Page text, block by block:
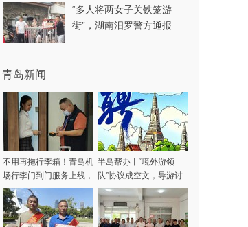
“多人将两女子关铁笼游
街”，湖南汨罗警方通报
青岛新闻
不用再拖行李箱！青岛机
场行李门到门服务上线，
涵盖31家航司，青岛潍
坊多区市可用
半岛帮办丨“境外游领
队”协议成空文，导游讨
费多日不成！记者采访当
天，款项连夜退回